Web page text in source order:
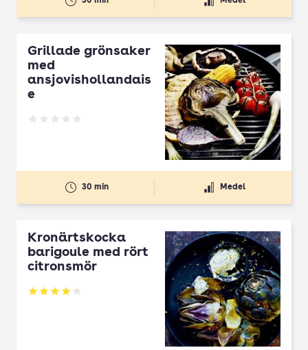
Grillade grönsaker
med
ansjovishollandais
e
Betyg: 0 av 5
30 min Medel
Kronärtskocka
barigoule med rört
citronsmör
Betyg: 4.16 av 5